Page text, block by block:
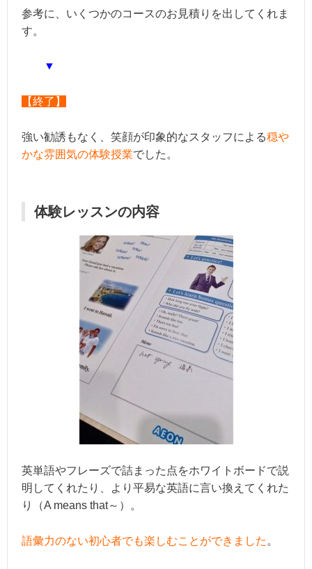
参考に、いくつかのコースのお見積りを出してくれま
す。
▼
【終了】
強い勧誘もなく、笑顔が印象的なスタッフによる穏や
かな雰囲気の体験授業でした。
体験レッスンの内容
英単語やフレーズで詰まった点をホワイトボードで説
明してくれたり、より平易な英語に言い換えてくれた
り（A means that～）。
語彙力のない初心者でも楽しむことができました 。